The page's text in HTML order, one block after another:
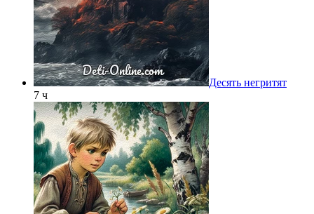
Десять негритят
7 ч